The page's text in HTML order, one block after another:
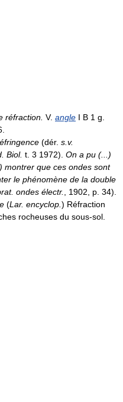
réfraction. V. angle I B 1 g.
(dér. s.v.
Biol. t. 3 1972). On a pu (...)
montrer que ces ondes sont
le phénomène de la double
ondes électr.
, 1902, p. 34).
(Lar. encyclop. ) Réfraction
rocheuses du sous-sol.